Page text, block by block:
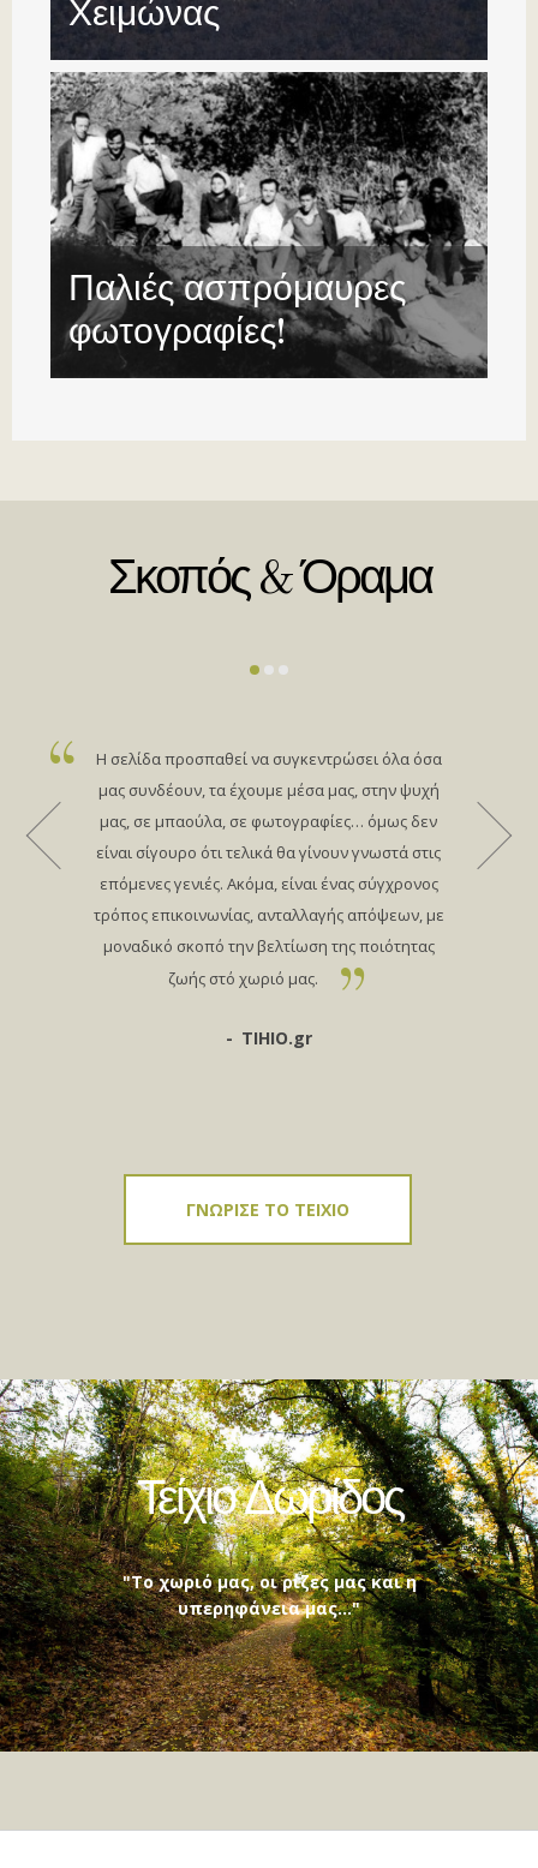
Χειμώνας
Παλιές ασπρόμαυρες
φωτογραφίες!
Σκοπός & Όραμα
Η σελίδα προσπαθεί να συγκεντρώσει όλα όσα
μας συνδέουν, τα έχουμε μέσα μας, στην ψυχή
μας, σε μπαούλα, σε φωτογραφίες… όμως δεν
είναι σίγουρο ότι τελικά θα γίνουν γνωστά στις
επόμενες γενιές. Ακόμα, είναι ένας σύγχρονος
τρόπος επικοινωνίας, ανταλλαγής απόψεων, με
μοναδικό σκοπό την βελτίωση της ποιότητας
ζωής στό χωριό μας.
TIHIO.gr
ΓΝΩΡΙΣΕ ΤΟ ΤΕΙΧΙΟ
Τείχιο Δωρίδος
"Το χωριό μας, οι ρίζες μας και η
υπερηφάνεια μας..."